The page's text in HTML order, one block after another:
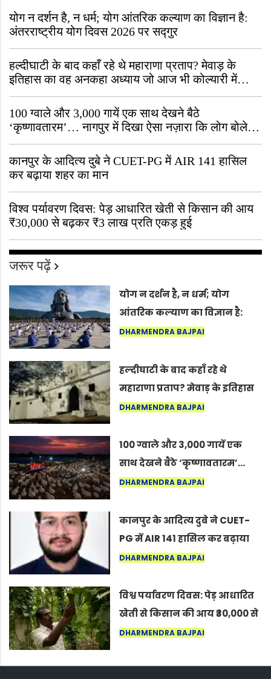
योग न दर्शन है, न धर्म; योग आंतरिक कल्याण का विज्ञान है:
अंतरराष्ट्रीय योग दिवस 2026 पर सद्गुर
हल्दीघाटी के बाद कहाँ रहे थे महाराणा प्रताप? मेवाड़ के
इतिहास का वह अनकहा अध्याय जो आज भी कोल्यारी में
जीवित है
100 ग्वाले और 3,000 गायें एक साथ देखने बैठे
‘कृष्णावतारम’… नागपुर में दिखा ऐसा नज़ारा कि लोग बोले,
“ऐसा तो सिर्फ़ कृष्ण ही कर सकते हैं”
कानपुर के आदित्य दुबे ने CUET-PG में AIR 141 हासिल
कर बढ़ाया शहर का मान
विश्व पर्यावरण दिवस: पेड़ आधारित खेती से किसान की आय
₹30,000 से बढ़कर ₹3 लाख प्रति एकड़ हुई
जरूर पढ़ें
योग न दर्शन है, न धर्म; योग
आंतरिक कल्याण का विज्ञान है:
अंतरराष्ट्रीय योग दिवस 2026 पर
DHARMENDRA BAJPAI
हल्दीघाटी के बाद कहाँ रहे थे
महाराणा प्रताप? मेवाड़ के इतिहास
का वह अनकहा अध्याय जो आज भी
DHARMENDRA BAJPAI
100 ग्वाले और 3,000 गायें एक
साथ देखने बैठे ‘कृष्णावतारम’…
नागपुर में दिखा ऐसा नज़ारा कि
कर सकते हैं”
DHARMENDRA BAJPAI
कानपुर के आदित्य दुबे ने CUET-
PG में AIR 141 हासिल कर बढ़ाया
शहर का मान
DHARMENDRA BAJPAI
विश्व पर्यावरण दिवस: पेड़ आधारित
खेती से किसान की आय ₹30,000 से
बढ़कर ₹3 लाख प्रति एकड़ हुई
DHARMENDRA BAJPAI